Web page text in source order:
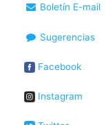
Boletín E-mail
Sugerencias
Facebook
Instagram